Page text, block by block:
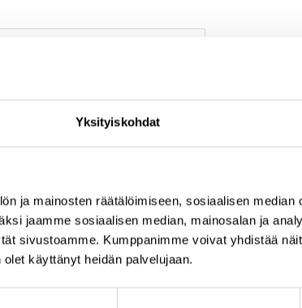
Yksityiskohdat
ja mainosten räätälöimiseen, sosiaalisen median
jaamme sosiaalisen median, mainosalan ja
sivustoamme. Kumppanimme voivat yhdistää
käyttänyt heidän palvelujaan.